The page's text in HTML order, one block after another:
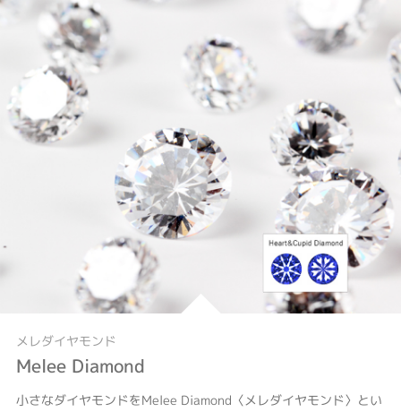
メレダイヤモンド
Melee Diamond
小さなダイヤモンドをMelee Diamond〈メレダイヤモンド〉とい